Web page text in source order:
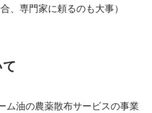
、専門家に頼るのも大事）
ム油の農薬散布サービスの事業